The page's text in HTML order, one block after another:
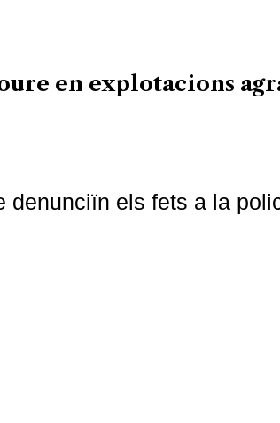
en explotacions
denunciïn els fets a la